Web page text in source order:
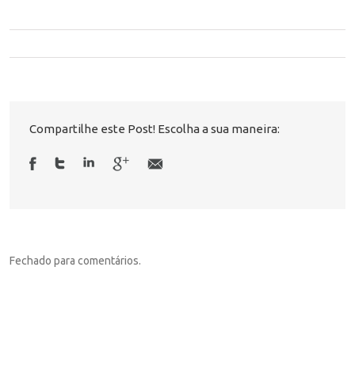
Compartilhe este Post! Escolha a sua maneira:
Fechado para comentários.